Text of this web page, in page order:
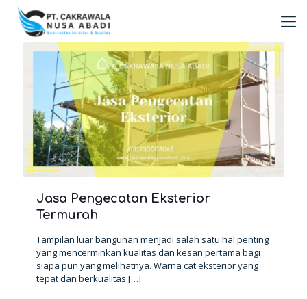
Jasa Pengecatan Eksterior
Termurah
Tampilan luar bangunan menjadi salah satu hal penting
yang mencerminkan kualitas dan kesan pertama bagi
siapa pun yang melihatnya. Warna cat eksterior yang
tepat dan berkualitas […]